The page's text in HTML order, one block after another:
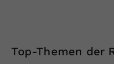
Top-Themen der